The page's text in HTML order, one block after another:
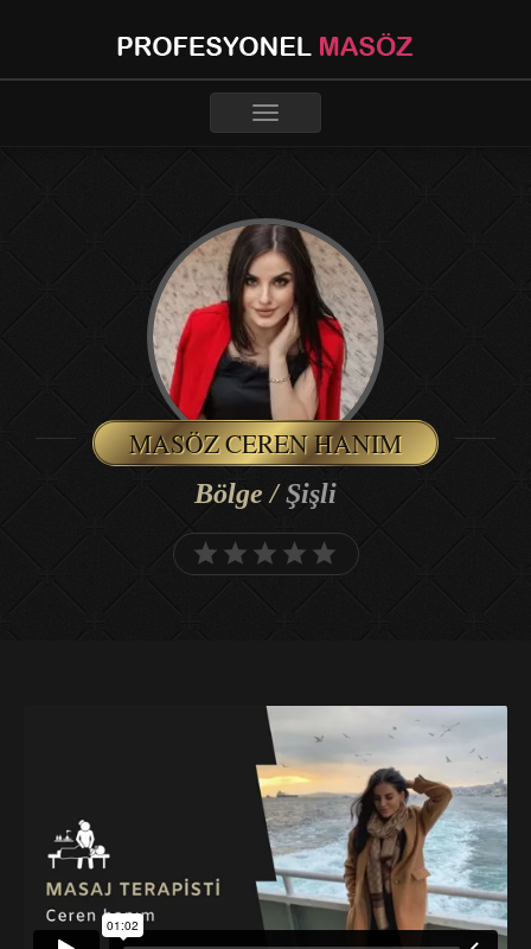
Toggle
MASÖZ CEREN HANIM
Bölge /Şişli